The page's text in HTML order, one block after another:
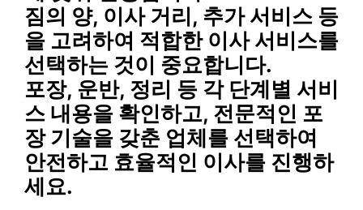
짐의 양, 이사 거리, 추가 서비스 등
을 고려하여 적합한 이사 서비스를
선택하는 것이 중요합니다.
포장, 운반, 정리 등 각 단계별 서비
스 내용을 확인하고, 전문적인 포
장 기술을 갖춘 업체를 선택하여
안전하고 효율적인 이사를 진행하
세요.